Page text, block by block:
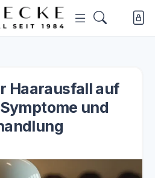
Haarausfall auf
und